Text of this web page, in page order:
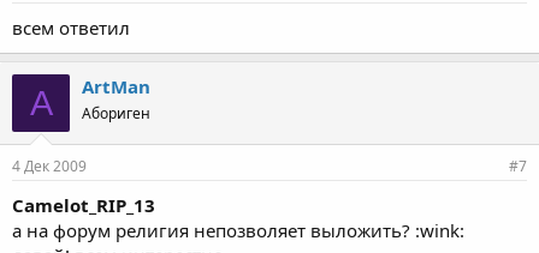
всем ответил
A ArtMan
Абориген
4 Дек 2009 #7
Camelot_RIP_13
а на форум религия непозволяет выложить? :wink: